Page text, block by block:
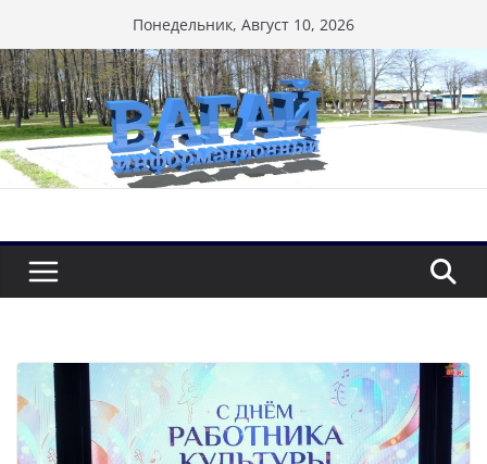
к
содержимому
Понедельник, Август 10, 2026